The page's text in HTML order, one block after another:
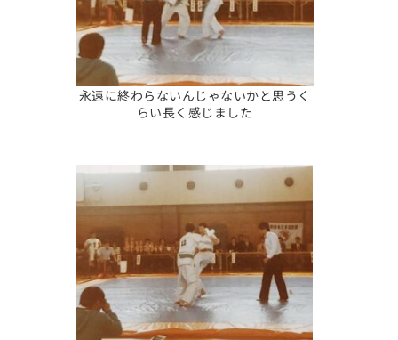
永遠に終わらないんじゃないかと思うく
らい長く感じました